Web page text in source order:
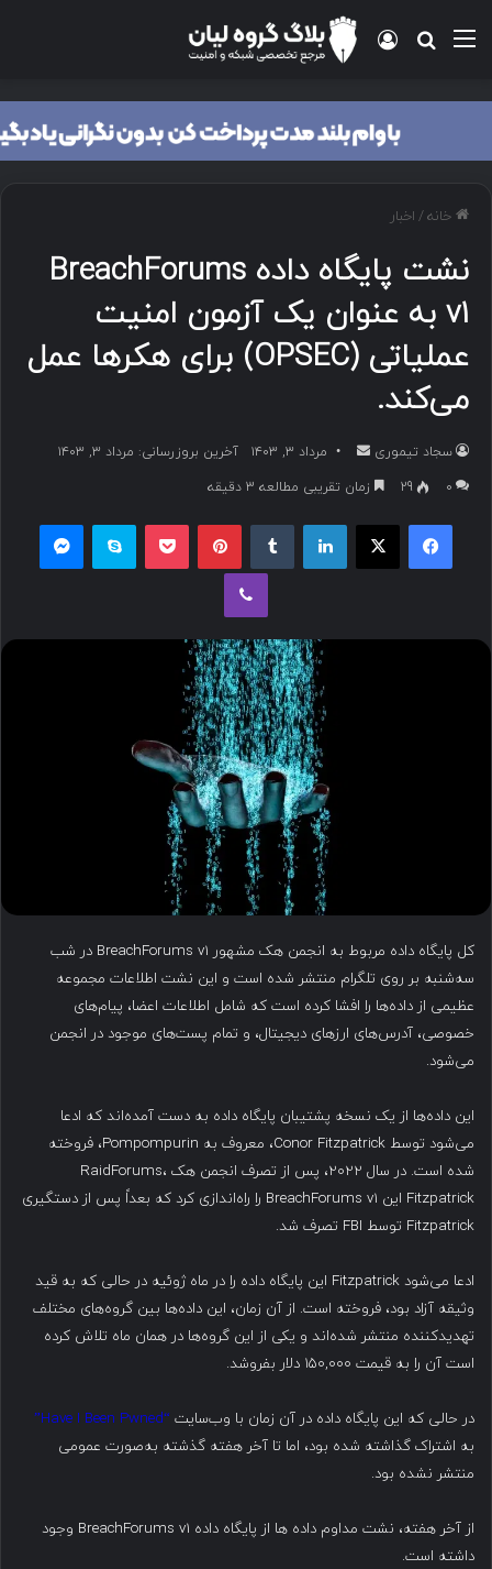
منو جستجو برای
ورود
خانه/ اخبار
نشت پایگاه داده BreachForums
v1 به عنوان یک آزمون امنیت
عملیاتی (OPSEC) برای هکرها عمل
می‌کند.
سجاد تیموری
ر
ا
ا
مرداد ۳, ۱۴۰۳
آخرین بروزرسانی: مرداد ۳, ۱۴۰۳
۰
29 زمان تقریبی مطالعه 3 دقیقه
فیسبوک ایکس لینکداین پینتریست پاکت اسکایپ
وایبر
کل پایگاه داده مربوط به انجمن هک مشهور BreachForums v1 در شب
سه‌شنبه بر روی تلگرام منتشر شده است و این نشت اطلاعات مجموعه
عظیمی از داده‌ها را افشا کرده است که شامل اطلاعات اعضا، پیام‌های
خصوصی، آدرس‌های ارزهای دیجیتال، و تمام پست‌های موجود در انجمن
می‌شود.
این داده‌ها از یک نسخه پشتیبان پایگاه داده به دست آمده‌اند که ادعا
می‌شود توسط Conor Fitzpatrick، معروف به Pompompurin، فروخته
شده است. در سال ۲۰۲۲، پس از تصرف انجمن هک RaidForums،
Fitzpatrick این BreachForums v1 را راه‌اندازی کرد که بعداً پس از دستگیری
Fitzpatrick توسط FBI تصرف شد.
ادعا می‌شود Fitzpatrick این پایگاه داده را در ماه ژوئیه در حالی که به قید
وثیقه آزاد بود، فروخته است. از آن زمان، این داده‌ها بین گروه‌های مختلف
تهدیدکننده منتشر شده‌اند و یکی از این گروه‌ها در همان ماه تلاش کرده
است آن را به قیمت ۱۵۰,۰۰۰ دلار بفروشد.
در حالی که این پایگاه داده در آن زمان با وب‌سایت “Have I Been Pwned”
به اشتراک گذاشته شده بود، اما تا آخر هفته گذشته به‌صورت عمومی
منتشر نشده بود.
از آخر هفته، نشت مداوم داده ها از پایگاه داده BreachForums v1 وجود
داشته است.